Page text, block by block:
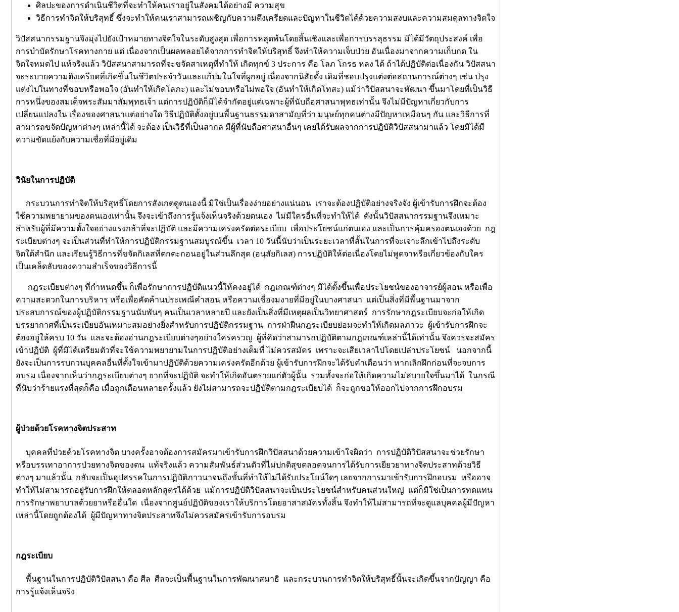
ศิลปะของการดำเนินชีวิตที่จะทำให้คนเราอยู่ในสังคมได้อย่างมี ความสุข
วิธีการทำจิตให้บริสุทธิ์ ซึ่งจะทำให้คนเราสามารถเผชิญกับความตึงเครียดและปัญหาในชีวิตได้ด้วยความสงบและความสมดุลทางจิตใจ
วิปัสสนากรรมฐานจึงมุ่งไปยังเป้าหมายทางจิตใจในระดับสูงสุด เพื่อการหลุดพ้นโดยสิ้นเชิงและเพื่อการบรรลุธรรม มิได้มีวัตถุประสงค์ เพื่อ
การบำบัดรักษาโรคทางกาย แต่ เนื่องจากเป็นผลพลอยได้จากการทำจิตให้บริสุทธิ์ จึงทำให้ความเจ็บป่วย อันเนื่องมาจากความเก็บกด ใน
จิตใจหมดไป แท้จริงแล้ว วิปัสสนาสามารถที่จะขจัดสาเหตุที่ทำให้ เกิดทุกข์ 3 ประการ คือ โลภ โกรธ หลง ได้ ถ้าได้ปฏิบัติต่อเนื่องกัน วิปัสสนา
จะระบายความตึงเครียดที่เกิดขึ้นในชีวิตประจำวันและแก้ปมในใจที่ผูกอยู่ เนื่องจากนิสัยดั้ง เดิมที่ชอบปรุงแต่งต่อสถานการณ์ต่างๆ เช่น ปรุง
แต่งไปในทางที่ชอบหรือพอใจ (อันทำให้เกิดโลภะ) และไม่ชอบหรือไม่พอใจ (อันทำให้เกิดโทสะ) แม้ว่าวิปัสสนาจะพัฒนา ขึ้นมาโดยที่เป็นวิธี
การหนึ่งของสมเด็จพระสัมมาสัมพุทธเจ้า แต่การปฏิบัติก็มิได้จำกัดอยู่แต่เฉพาะผู้ที่นับถือศาสนาพุทธเท่านั้น จึงไม่มีปัญหาเกี่ยวกับการ
เปลี่ยนแปลงใน เรื่องของศาสนาแต่อย่างใด วิธีปฏิบัติตั้งอยู่บนพื้นฐานธรรมดาสามัญที่ว่า มนุษย์ทุกคนต่างมีปัญหาเหมือนๆ กัน และวิธีการที่
สามารถขจัดปัญหาต่างๆ เหล่านี้ได้ จะต้อง เป็นวิธีที่เป็นสากล มีผู้ที่นับถือศาสนาอื่นๆ เคยได้รับผลจากการปฏิบัติวิปัสสนามาแล้ว โดยมิได้มี
ความขัดแย้งกับความเชื่อที่มีอยู่เดิม
วินัยในการปฏิบัติ
กระบวนการทำจิตให้บริสุทธิ์โดยการสังเกตดูตนเองนี้ มิใช่เป็นเรื่องง่ายอย่างแน่นอน เราจะต้องปฏิบัติอย่างจริงจัง ผู้เข้ารับการฝึกจะต้อง
ใช้ความพยายามของตนเองเท่านั้น จึงจะเข้าถึงการรู้แจ้งเห็นจริงด้วยตนเอง ไม่มีใครอื่นที่จะทำให้ได้ ดังนั้นวิปัสสนากรรมฐานจึงเหมาะ
สำหรับผู้ที่มีความตั้งใจอย่างแรงกล้าที่จะปฏิบัติ และมีความเคร่งครัดต่อระเบียบ เพื่อประโยชน์แก่ตนเอง และเป็นการคุ้มครองตนเองด้วย กฎ
ระเบียบต่างๆ จะเป็นส่วนที่ทำให้การปฏิบัติกรรมฐานสมบูรณ์ขึ้น เวลา 10 วันนี้นับว่าเป็นระยะเวลาที่สั้นในการที่จะเจาะลึกเข้าไปถึงระดับ
จิตใต้สำนึก และเรียนรู้วิธีการที่ขจัดกิเลสที่ตกตะกอนอยู่ในส่วนลึกสุด (อนุสัยกิเลส) การปฏิบัติให้ต่อเนื่องโดยไม่พูดจาหรือเกี่ยวข้องกับใคร
เป็นเคล็ดลับของความสำเร็จของวิธีการนี้
กฎระเบียบต่างๆ ที่กำหนดขึ้น ก็เพื่อรักษาการปฏิบัติแนวนี้ให้คงอยู่ได้ กฎเกณฑ์ต่างๆ มิได้ตั้งขึ้นเพื่อประโยชน์ของอาจารย์ผู้สอน หรือเพื่อ
ความสะดวกในการบริหาร หรือเพื่อคัดค้านประเพณีคำสอน หรือความเชื่องมงายที่มีอยู่ในบางศาสนา แต่เป็นสิ่งที่มีพื้นฐานมาจาก
ประสบการณ์ของผู้ปฏิบัติกรรมฐานนับพันๆ คนเป็นเวลาหลายปี และยังเป็นสิ่งที่มีเหตุผลเป็นวิทยาศาสตร์ การรักษากฎระเบียบจะก่อให้เกิด
บรรยากาศที่เป็นระเบียบอันเหมาะสมอย่างยิ่งสำหรับการปฏิบัติกรรมฐาน การฝ่าฝืนกฎระเบียบย่อมจะทำให้เกิดมลภาวะ ผู้เข้ารับการฝึกจะ
ต้องอยู่ให้ครบ 10 วัน และจะต้องอ่านกฎระเบียบต่างๆอย่างใคร่ครวญ ผู้ที่คิดว่าสามารถปฏิบัติตามกฎเกณฑ์เหล่านี้ได้เท่านั้น จึงควรจะสมัคร
เข้าปฏิบัติ ผู้ที่มิได้เตรียมตัวที่จะใช้ความพยายามในการปฏิบัติอย่างเต็มที่ ไม่ควรสมัคร เพราะจะเสียเวลาไปโดยเปล่าประโยชน์ นอกจากนี้
ยังจะเป็นการรบกวนบุคคลอื่นที่ตั้งใจเข้ามาปฏิบัติด้วยความเคร่งครัดอีกด้วย ผู้เข้ารับการฝึกจะได้รับคำเตือนว่า หากเลิกฝึกก่อนที่จะจบการ
อบรม เนื่องจากเห็นว่ากฎระเบียบต่างๆ ยากที่จะปฏิบัติ จะทำให้เกิดอันตรายแก่ตัวผู้นั้น รวมทั้งจะก่อให้เกิดความไม่สบายใจขึ้นมาได้ ในกรณี
ที่นับว่าร้ายแรงที่สุดก็คือ เมื่อถูกเตือนหลายครั้งแล้ว ยังไม่สามารถจะปฏิบัติตามกฎระเบียบได้ ก็จะถูกขอให้ออกไปจากการฝึกอบรม
ผู้ป่วยด้วยโรคทางจิตประสาท
บุคคลที่ป่วยด้วยโรคทางจิต บางครั้งอาจต้องการสมัครมาเข้ารับการฝึกวิปัสสนาด้วยความเข้าใจผิดว่า การปฏิบัติวิปัสสนาจะช่วยรักษา
หรือบรรเทาอาการป่วยทางจิตของตน แท้จริงแล้ว ความสัมพันธ์ส่วนตัวที่ไม่ปกติสุขตลอดจนการได้รับการเยียวยาทางจิตประสาทด้วยวิธี
ต่างๆ มาแล้วนั้น กลับจะเป็นอุปสรรคในการปฏิบัติภาวนาจนถึงขั้นที่ทำให้ไม่ได้รับประโยน์ใดๆ เลยจากการมาเข้ารับการฝึกอบรม หรืออาจ
ทำให้ไม่สามารถอยู่รับการฝึกให้ตลอดหลักสูตรได้ด้วย แม้การปฏิบัติวิปัสสนาจะเป็นประโยชน์สำหรับคนส่วนใหญ่ แต่ก็มิใช่เป็นการทดแทน
การรักษาพยาบาลด้วยยาหรืออื่นใด เนื่องจากศูนย์ปฏิบัติของเราให้บริการโดยอาสาสมัครทั้งสิ้น จึงทำให้ไม่สามารถที่จะดูแลบุคคลผู้มีปัญหา
เหล่านี้โดยถูกต้องได้ ผู้มีปัญหาทางจิตประสาทจึงไม่ควรสมัครเข้ารับการอบรม
กฎระเบียบ
พื้นฐานในการปฏิบัติวิปัสสนา คือ ศีล ศีลจะเป็นพื้นฐานในการพัฒนาสมาธิ และกระบวนการทำจิตให้บริสุทธิ์นั้นจะเกิดขึ้นจากปัญญา คือ
การรู้แจ้งเห็นจริง